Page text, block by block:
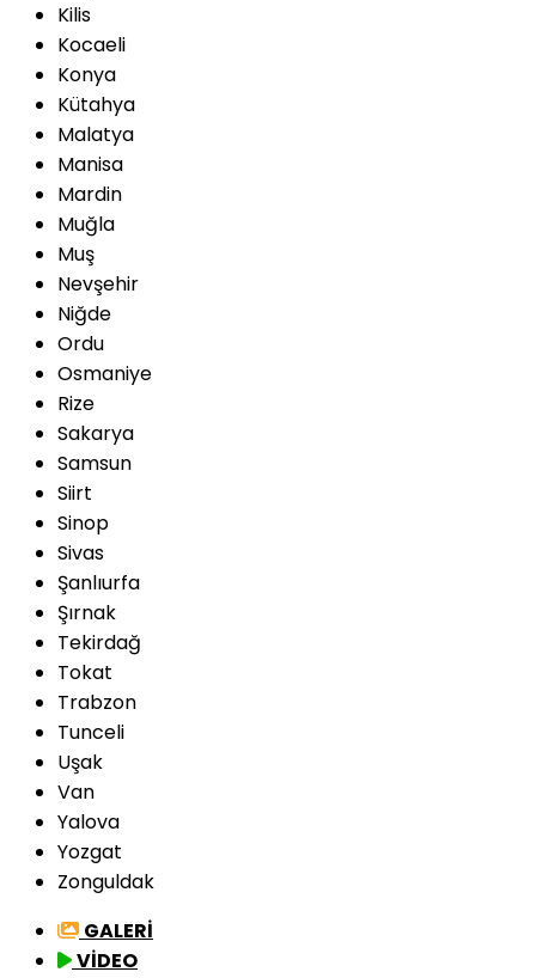
Kilis
Kocaeli
Konya
Kütahya
Malatya
Manisa
Mardin
Muğla
Muş
Nevşehir
Niğde
Ordu
Osmaniye
Rize
Sakarya
Samsun
Siirt
Sinop
Sivas
Şanlıurfa
Şırnak
Tekirdağ
Tokat
Trabzon
Tunceli
Uşak
Van
Yalova
Yozgat
Zonguldak
GALERİ
VİDEO